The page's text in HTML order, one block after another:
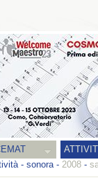
- sonora- 2008 -